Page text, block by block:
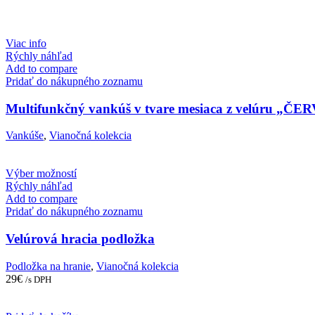
Viac info
Rýchly náhľad
Add to compare
Pridať do nákupného zoznamu
Multifunkčný vankúš v tvare mesiaca z velúru
Vankúše, Vianočná kolekcia
Výber možnostíThis
has
multiple
The
options
may
be
Rýchly náhľad
Add to compare
Pridať do nákupného zoznamu
Velúrová hracia podložka
Podložka na hranie, Vianočná kolekcia
29€ /s DPH